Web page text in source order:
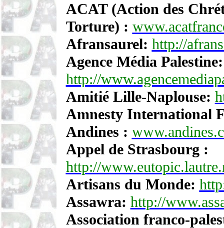
ACAT (Action des
Torture) :
Afransaurel: http://
Agence Média Palestine:
http://
Amitié Lille-Naplouse:
Amnesty International
Andines :
Appel de Strasbourg :
http://
Artisans du Monde:
Assawra: http://
Association franco-